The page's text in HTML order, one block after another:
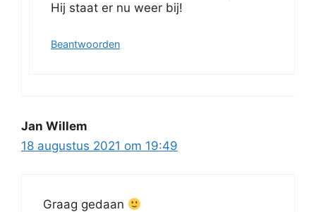
Hij staat er nu weer bij!
Beantwoorden
Jan Willem
18 augustus 2021 om 19:49
Graag gedaan